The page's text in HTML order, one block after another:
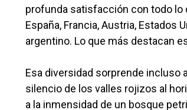
profunda satisfacción con todo lo
España, Francia, Austria, Estados
argentino. Lo que más destacan
Esa diversidad sorprende incluso
silencio de los valles rojizos al
a la inmensidad de un bosque